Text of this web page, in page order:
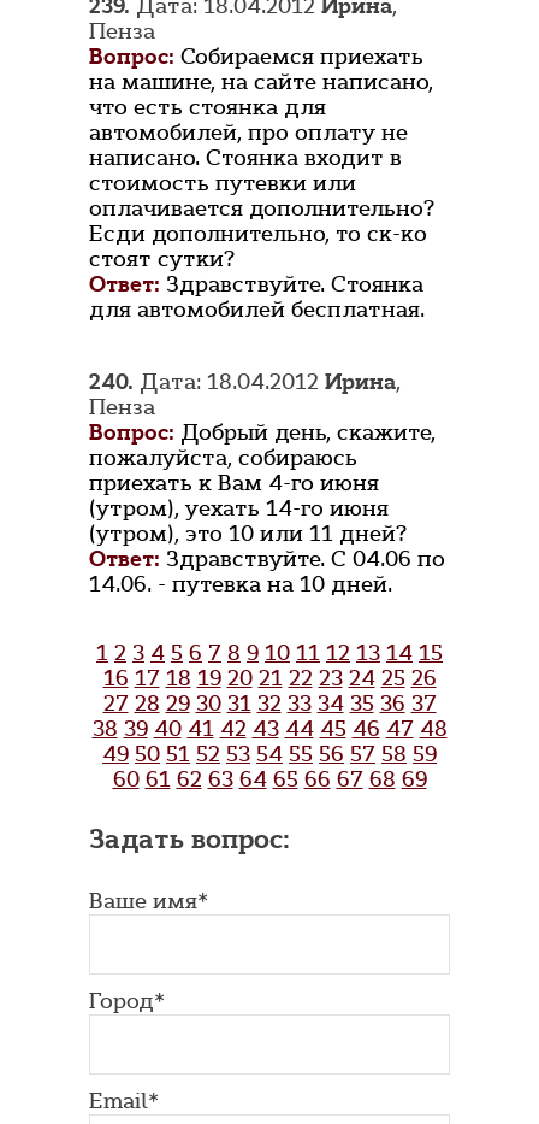
239. Дата: 18.04.2012 Ирина,
Пенза
Вопрос: Собираемся приехать
на машине, на сайте написано,
что есть стоянка для
автомобилей, про оплату не
написано. Стоянка входит в
стоимость путевки или
оплачивается дополнительно?
Есди дополнительно, то ск-ко
стоят сутки?
Ответ: Здравствуйте. Стоянка
для автомобилей бесплатная.
240. Дата: 18.04.2012 Ирина,
Пенза
Вопрос: Добрый день, скажите,
пожалуйста, собираюсь
приехать к Вам 4-го июня
(утром), уехать 14-го июня
(утром), это 10 или 11 дней?
Ответ: Здравствуйте. С 04.06 по
14.06. - путевка на 10 дней.
1 2 3 4 5 6 7 8 9 10 11 12 13 14 15
16 17 18 19 20 21 22 23 24 25 26
27 28 29 30 31 32 33 34 35 36 37
38 39 40 41 42 43 44 45 46 47 48
49 50 51 52 53 54 55 56 57 58 59
60 61 62 63 64 65 66 67 68 69
Задать вопрос:
Ваше имя*
Город*
Email*